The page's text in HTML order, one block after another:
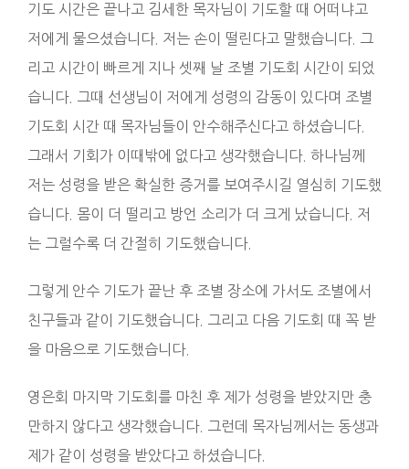
기도 시간은 끝나고 김세한 목자님이 기도할 때 어떠냐고
저에게 물으셨습니다. 저는 손이 떨린다고 말했습니다. 그
리고 시간이 빠르게 지나 셋째 날 조별 기도회 시간이 되었
습니다. 그때 선생님이 저에게 성령의 감동이 있다며 조별
기도회 시간 때 목자님들이 안수해주신다고 하셨습니다.
그래서 기회가 이때밖에 없다고 생각했습니다. 하나님께
저는 성령을 받은 확실한 증거를 보여주시길 열심히 기도했
습니다. 몸이 더 떨리고 방언 소리가 더 크게 났습니다. 저
는 그럴수록 더 간절히 기도했습니다.
그렇게 안수 기도가 끝난 후 조별 장소에 가서도 조별에서
친구들과 같이 기도했습니다. 그리고 다음 기도회 때 꼭 받
을 마음으로 기도했습니다.
영은회 마지막 기도회를 마친 후 제가 성령을 받았지만 충
만하지 않다고 생각했습니다. 그런데 목자님께서는 동생과
제가 같이 성령을 받았다고 하셨습니다.